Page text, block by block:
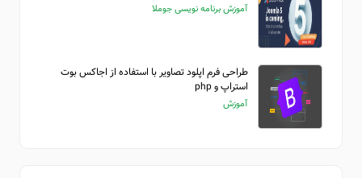
آموزش برنامه نویسی جوملا
طراحی فرم اپلود تصاویر با استفاده از اجاکس بوت
استراپ و php
آموزش